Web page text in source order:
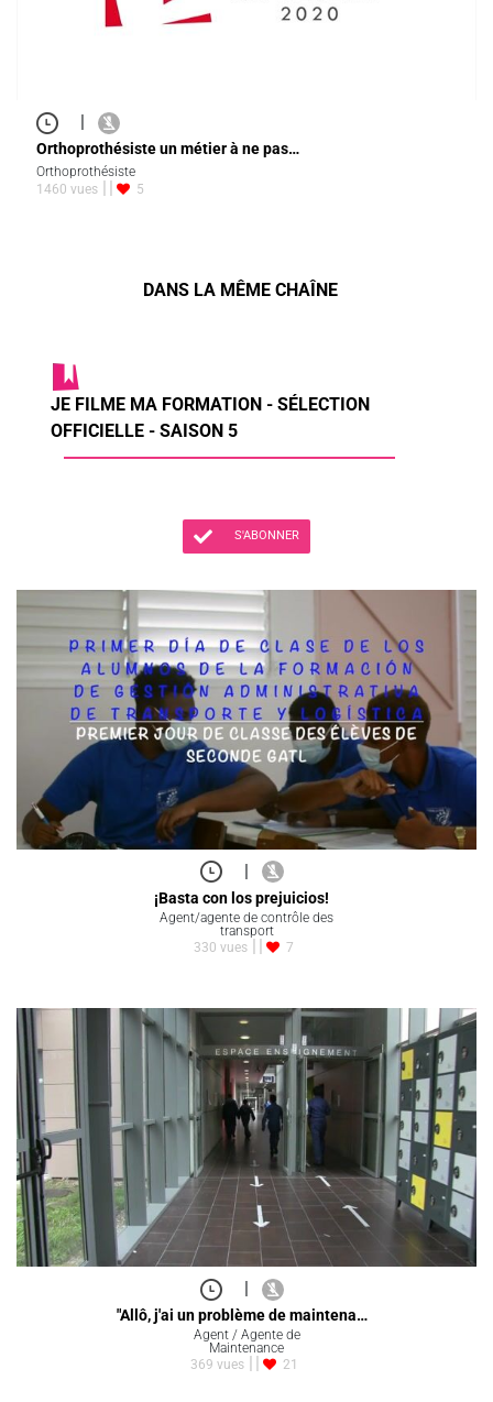
|
Orthoprothésiste un métier à ne pas…
Orthoprothésiste
1460 vues
5
DANS LA MÊME CHAÎNE
JE FILME MA FORMATION - SÉLECTION
OFFICIELLE - SAISON 5
S'ABONNER
|
¡Basta con los prejuicios!
Agent/agente de contrôle des
transport
330 vues
7
|
"Allô, j'ai un problème de maintena…
Agent / Agente de
Maintenance
369 vues
21